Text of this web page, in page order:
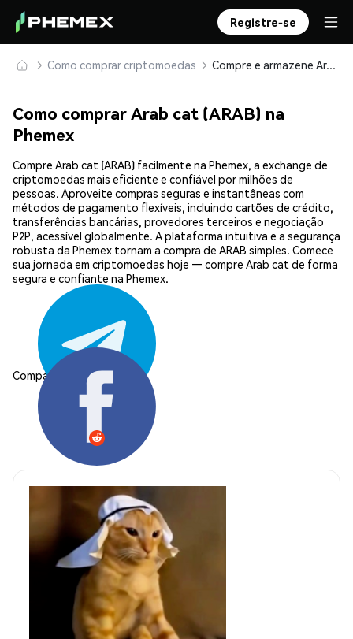
Registre-se
Como comprar criptomoedas Compre e armazene Arab cat (ARAB) com segurança
Como comprar Arab cat (ARAB) na
Phemex
Compre Arab cat (ARAB) facilmente na Phemex, a exchange de
criptomoedas mais eficiente e confiável por milhões de
pessoas. Aproveite compras seguras e instantâneas com
métodos de pagamento flexíveis, incluindo cartões de crédito,
transferências bancárias, provedores terceiros e negociação
P2P, acessível globalmente. A plataforma intuitiva e a segurança
robusta da Phemex tornam a compra de ARAB simples. Comece
sua jornada em criptomoedas hoje — compre Arab cat de forma
segura e confiante na Phemex.
Compartilhar: